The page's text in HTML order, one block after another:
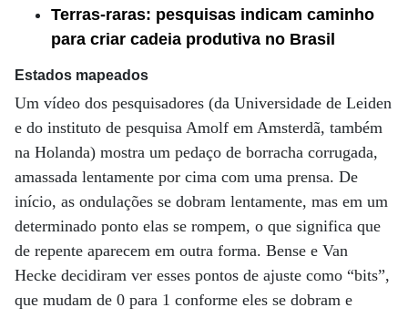
Terras-raras: pesquisas indicam caminho
para criar cadeia produtiva no Brasil
Estados mapeados
Um vídeo dos pesquisadores (da Universidade de Leiden
e do instituto de pesquisa Amolf em Amsterdã, também
na Holanda) mostra um pedaço de borracha corrugada,
amassada lentamente por cima com uma prensa. De
início, as ondulações se dobram lentamente, mas em um
determinado ponto elas se rompem, o que significa que
de repente aparecem em outra forma. Bense e Van
Hecke decidiram ver esses pontos de ajuste como “bits”,
que mudam de 0 para 1 conforme eles se dobram e